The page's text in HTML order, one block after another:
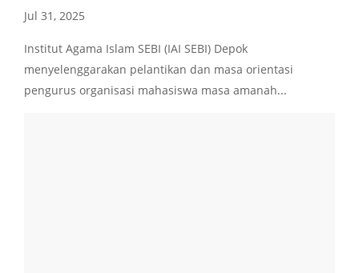
Jul 31, 2025
Institut Agama Islam SEBI (IAI SEBI) Depok
menyelenggarakan pelantikan dan masa orientasi
pengurus organisasi mahasiswa masa amanah...